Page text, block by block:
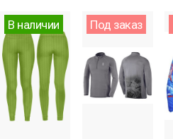
В наличии Под заказ